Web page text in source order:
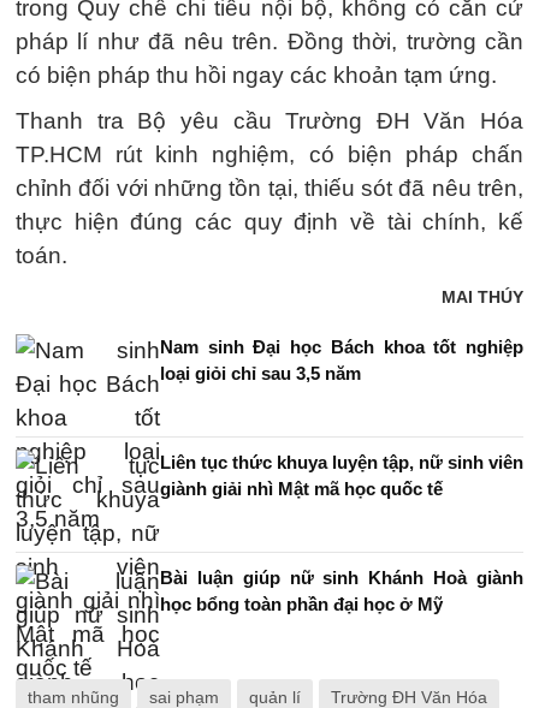
trong Quy chế chi tiêu nội bộ, không có căn cứ
pháp lí như đã nêu trên. Đồng thời, trường cần
có biện pháp thu hồi ngay các khoản tạm ứng.
Thanh tra Bộ yêu cầu Trường ĐH Văn Hóa
TP.HCM rút kinh nghiệm, có biện pháp chấn
chỉnh đối với những tồn tại, thiếu sót đã nêu trên,
thực hiện đúng các quy định về tài chính, kế
toán.
MAI THÚY
Nam sinh Đại học Bách khoa tốt nghiệp
loại giỏi chỉ sau 3,5 năm
Liên tục thức khuya luyện tập, nữ sinh viên
giành giải nhì Mật mã học quốc tế
Bài luận giúp nữ sinh Khánh Hoà giành
học bổng toàn phần đại học ở Mỹ
tham nhũng sai phạm quản lí Trường ĐH Văn Hóa